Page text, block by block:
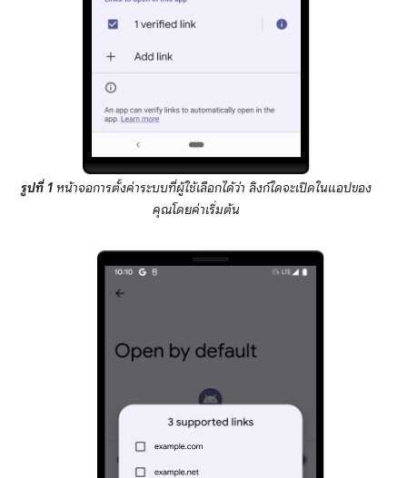
รูปที่ 1 หน้าจอการตั้งค่าระบบที่ผู้ใช้เลือกได้ว่า ลิงก์ใดจะเปิดในแอปของ
คุณโดยค่าเริ่มต้น